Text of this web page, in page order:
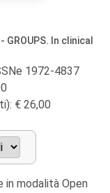
In clinical
1972-4837
€ 26,00
in modalità Open